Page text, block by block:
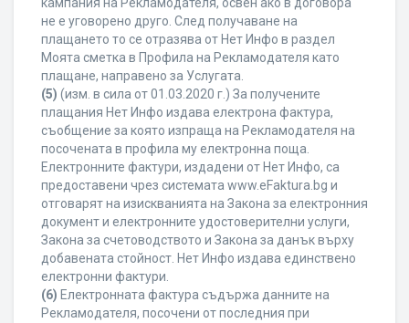
не е уговорено друго. След получаване на
плащането то се отразява от Нет Инфо в раздел
Моята сметка в Профила на Рекламодателя като
плащане, направено за Услугата.
(5) (изм. в сила от 01.03.2020 г.) За получените
плащания Нет Инфо издава електрона фактура,
съобщение за която изпраща на Рекламодателя на
посочената в профила му електронна поща.
Електронните фактури, издадени от Нет Инфо, са
предоставени чрез системата www.eFaktura.bg и
отговарят на изискванията на Закона за електронния
документ и електронните удостоверителни услуги,
Закона за счетоводството и Закона за данък върху
добавената стойност. Нет Инфо издава единствено
електронни фактури.
(6) Електронната фактура съдържа данните на
Рекламодателя, посочени от последния при